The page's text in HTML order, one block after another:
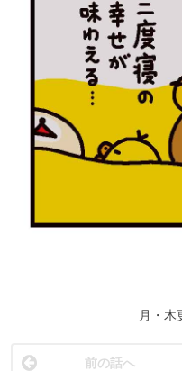
月・木
前の話へ